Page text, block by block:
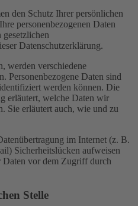
den Schutz Ihrer persönlichen
personenbezogenen Daten
Datenschutzerklärung.
werden verschiedene
Personenbezogene Daten sind
werden können. Die
erläutert, welche Daten wir
Sie erläutert auch, wie und zu
im Internet (z. B.
Sicherheitslücken aufweisen
Daten vor dem Zugriff durch
Stelle